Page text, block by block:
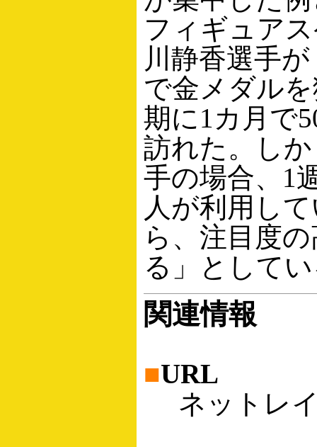
フィギュア
川静香選手
で金メダル
期に1カ月で
訪れた。し
手の場合、1
人が利用し
ら、注目度
る」として
関連情報
■URL
ネットレ